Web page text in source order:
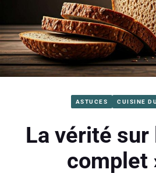
ASTUCES CUISINE
La vérité sur
complet